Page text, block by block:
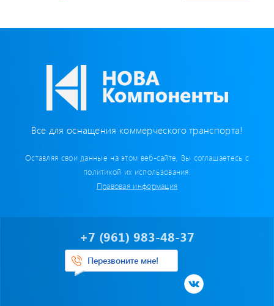
Картридеры для смарт-карт
Пломбировочные материалы
Предохранители/ Преобразователи/ Реле
Провод,Жгуты
Разъемы, контакты
Перчатки / Инструмент / Герметик
Все для оснащения коммерческого транспорта!
Оставляя свои данные на этом веб-сайте, Вы соглашаетесь с
политикой их использования.
Правовая информация
+7 (961) 983-48-37
Перезвоните мне!